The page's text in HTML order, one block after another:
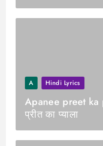
A Hindi Lyrics
Apanee preet ka
प्रीत का प्याला